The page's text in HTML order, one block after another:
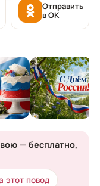
Отправить
в OK
— бесплатно,
этот повод